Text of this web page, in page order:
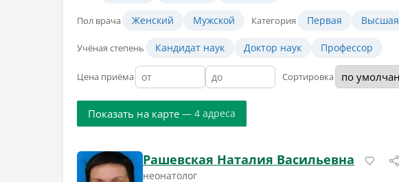
Пол врача Женский Мужской Категория Первая Высшая
Учёная степень Кандидат наук Доктор наук Профессор
Цена приёма Сортировка
Показать на карте — 4 адреса
Рашевская Наталия Васильевна
неонатолог